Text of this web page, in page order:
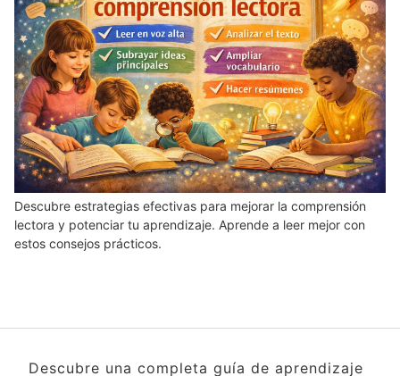
Descubre estrategias efectivas para mejorar la comprensión
lectora y potenciar tu aprendizaje. Aprende a leer mejor con
estos consejos prácticos.
Descubre una completa guía de aprendizaje